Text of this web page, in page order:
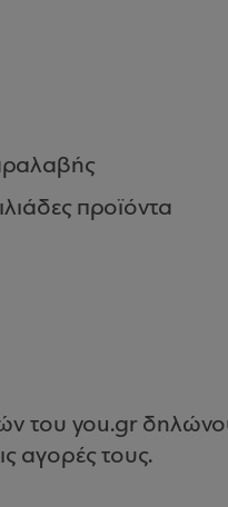
προϊόντα
you.gr δηλώνουν
αγορές τους.